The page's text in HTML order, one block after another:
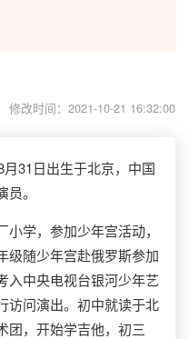
修改时间：2021-10-21 16:32:00
31日出生于北京，中国
。
学，参加少年宫活动，
级随少年宫赴俄罗斯参加
入中央电视台银河少年艺
访问演出。初中就读于北
团，开始学吉他，初三